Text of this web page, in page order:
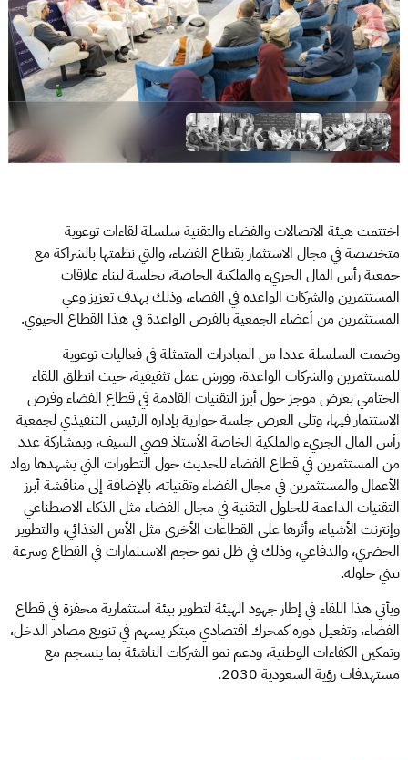
اختتمت هيئة الاتصالات والفضاء والتقنية سلسلة لقاءات توعوية
متخصصة في مجال الاستثمار بقطاع الفضاء، والتي نظمتها بالشراكة مع
جمعية رأس المال الجريء والملكية الخاصة، بجلسة لبناء علاقات
المستثمرين والشركات الواعدة في الفضاء، وذلك بهدف تعزيز وعي
المستثمرين من أعضاء الجمعية بالفرص الواعدة في هذا القطاع الحيوي.
وضمت السلسلة عددا من المبادرات المتمثلة في فعاليات توعوية
للمستثمرين والشركات الواعدة، وورش عمل تثقيفية، حيث انطلق اللقاء
الختامي بعرض موجز حول أبرز التقنيات القادمة في قطاع الفضاء وفرص
الاستثمار فيها، وتلى العرض جلسة حوارية بإدارة الرئيس التنفيذي لجمعية
رأس المال الجريء والملكية الخاصة الأستاذ قصي السيف، وبمشاركة عدد
من المستثمرين في قطاع الفضاء للحديث حول التطورات التي يشهدها رواد
الأعمال والمستثمرين في مجال الفضاء وتقنياته، بالإضافة إلى مناقشة أبرز
التقنيات الداعمة للحلول التقنية في مجال الفضاء مثل الذكاء الاصطناعي
وإنترنت الأشياء، وأثرها على القطاعات الأخرى مثل الأمن الغذائي، والتطوير
الحضري، والدفاعي، وذلك في ظل نمو حجم الاستثمارات في القطاع وسرعة
تبني حلوله.
ويأتي هذا اللقاء في إطار جهود الهيئة لتطوير بيئة استثمارية محفزة في قطاع
الفضاء، وتفعيل دوره كمحرك اقتصادي مبتكر يسهم في تنويع مصادر الدخل،
وتمكين الكفاءات الوطنية، ودعم نمو الشركات الناشئة بما ينسجم مع
مستهدفات رؤية السعودية 2030.